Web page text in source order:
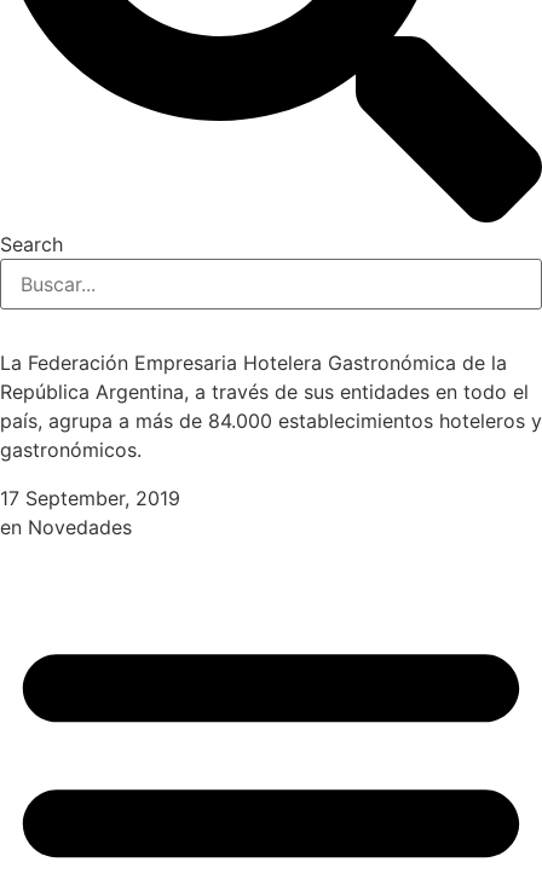
Search
La Federación Empresaria Hotelera Gastronómica de la
República Argentina, a través de sus entidades en todo el
país, agrupa a más de 84.000 establecimientos hoteleros y
gastronómicos.
17 September, 2019
en Novedades